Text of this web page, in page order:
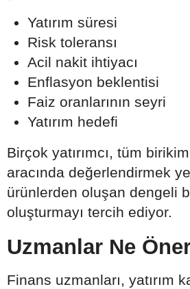
Yatırım süresi
Risk toleransı
Acil nakit ihtiyacı
Enflasyon beklentisi
Faiz oranlarının seyri
Yatırım hedefi
Birçok yatırımcı, tüm
aracında değerlendirmek
ürünlerden oluşan dengeli
oluşturmayı tercih ediyor.
Uzmanlar Ne
Finans uzmanları, yatırım